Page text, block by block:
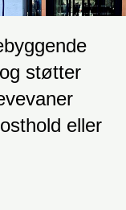
støtter
eller